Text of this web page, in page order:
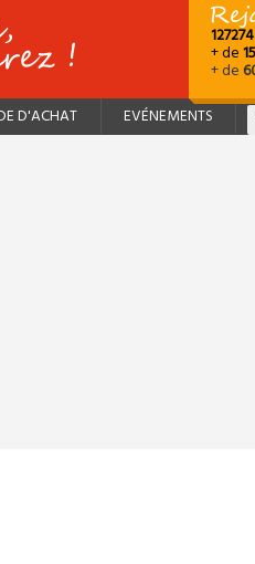
127274
+ de
+ de
D'ACHAT EVÉNEMENTS